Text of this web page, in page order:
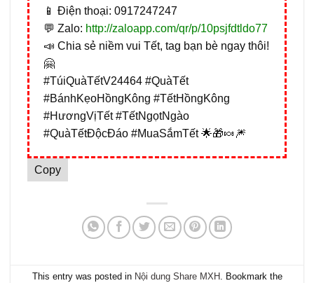
📱 Điện thoại: 0917247247
💬 Zalo: http://zaloapp.com/qr/p/10psjfdtldo77
📣 Chia sẻ niềm vui Tết, tag bạn bè ngay thôi!
🤗
#TúiQuàTếtV24464 #QuàTết
#BánhKẹoHồngKông #TếtHồngKông
#HươngVịTết #TếtNgọtNgào
#QuàTếtĐộcĐáo #MuaSắmTết 🌟🎁🍬🎆
Copy
This entry was posted in Nội dung Share MXH . Bookmark the